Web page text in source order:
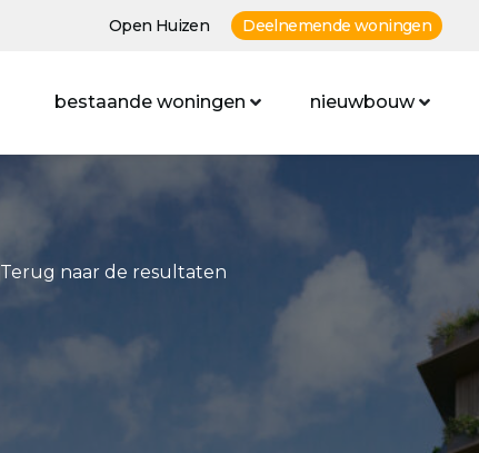
Open Huizen Deelnemende woningen
bestaande woningen nieuwbouw
Terug naar de resultaten